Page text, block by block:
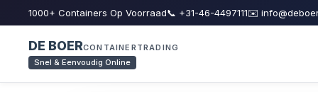
1000+ Containers Op Voorraad📞 +31-46-4497111✉️
DE BOERCONTAINERTRADING
Snel & Eenvoudig Online